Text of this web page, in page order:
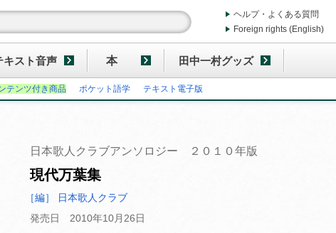
ヘルプ・よくある質問
Foreign rights (English)
キスト音声 本 田中一村グッズ
テンツ付き商品 ポケット語学 テキスト電子版
日本歌人クラブアンソロジー ２０１０年版
現代万葉集
［編］ 日本歌人クラブ
発売日 2010年10月26日